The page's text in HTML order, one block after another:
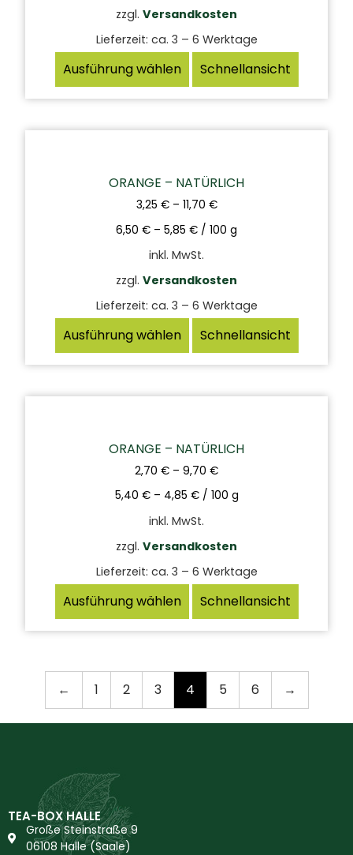
zzgl. Versandkosten
Lieferzeit: ca. 3 – 6 Werktage
Ausführung wählen Schnellansicht
ORANGE – NATÜRLICH
3,25 €– 11,70 €
6,50 € – 5,85 € / 100 g
inkl. MwSt.
zzgl. Versandkosten
Lieferzeit: ca. 3 – 6 Werktage
Ausführung wählen Schnellansicht
ORANGE – NATÜRLICH
2,70 € – 9,70 €
5,40 €– 4,85 €/ 100 g
inkl. MwSt.
zzgl. Versandkosten
Lieferzeit: ca. 3 – 6 Werktage
Ausführung wählen Schnellansicht
← 1 2 3 4 5 6 →
TEA-BOX HALLE
Große Steinstraße 9
06108 Halle (Saale)